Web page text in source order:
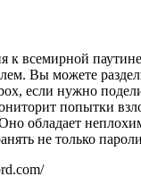
к всемирной
Вы можете
если нужно
попытки
обладает
не только